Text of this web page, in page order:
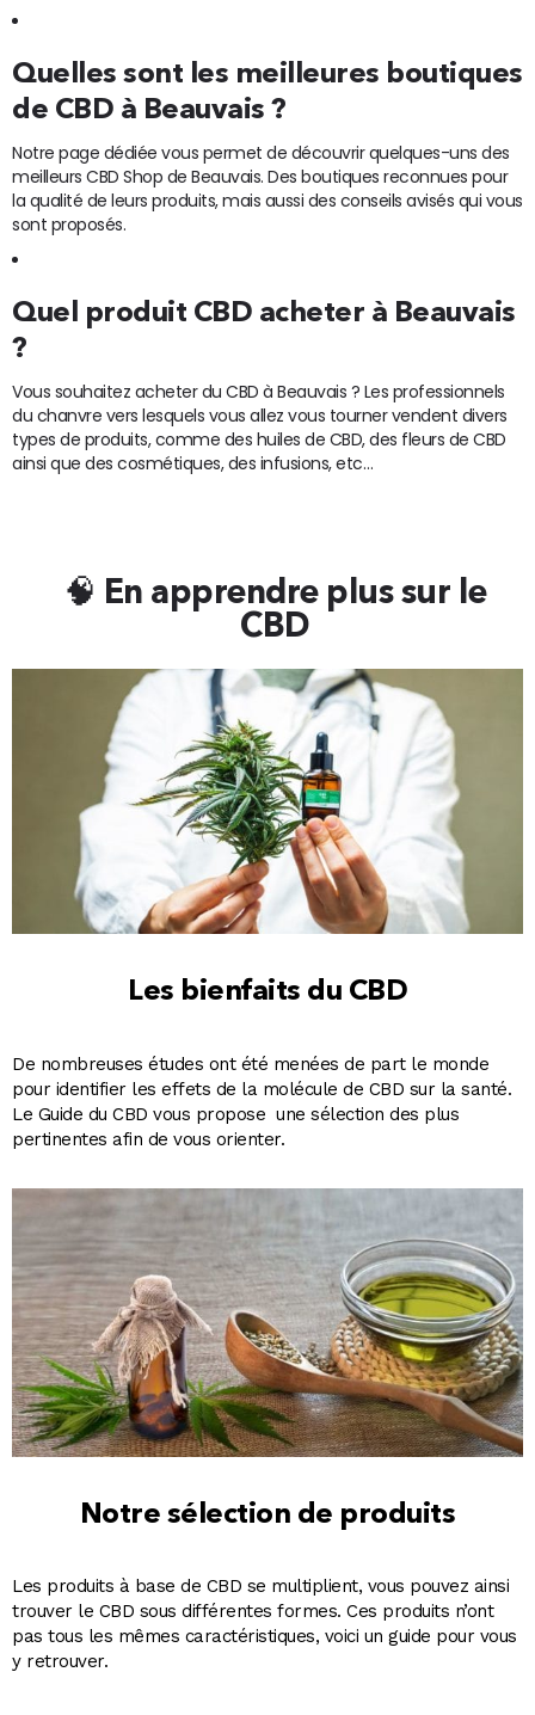
Quelles sont les meilleures boutiques
de CBD à Beauvais ?
Notre page dédiée vous permet de découvrir quelques-uns des
meilleurs CBD Shop de Beauvais. Des boutiques reconnues pour
la qualité de leurs produits, mais aussi des conseils avisés qui vous
sont proposés.
Quel produit CBD acheter à Beauvais
?
Vous souhaitez acheter du CBD à Beauvais ? Les professionnels
du chanvre vers lesquels vous allez vous tourner vendent divers
types de produits, comme des huiles de CBD, des fleurs de CBD
ainsi que des cosmétiques, des infusions, etc…
🧠 En apprendre plus sur le
CBD
Les bienfaits du CBD
De nombreuses études ont été menées de part le monde
pour identifier les effets de la molécule de CBD sur la santé.
Le Guide du CBD vous propose une sélection des plus
pertinentes afin de vous orienter.
Notre sélection de produits
Les produits à base de CBD se multiplient, vous pouvez ainsi
trouver le CBD sous différentes formes. Ces produits n’ont
pas tous les mêmes caractéristiques, voici un guide pour vous
y retrouver.